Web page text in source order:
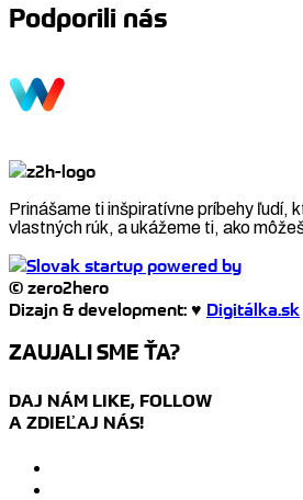
Podporili nás
Prinášame ti inšpiratívne príbehy ľudí,
vlastných rúk, a ukážeme ti, ako
© zero2hero
Dizajn & development: ♥ Digitálka.sk
ZAUJALI SME ŤA?
DAJ NÁM LIKE, FOLLOW
A ZDIEĽAJ NÁS!